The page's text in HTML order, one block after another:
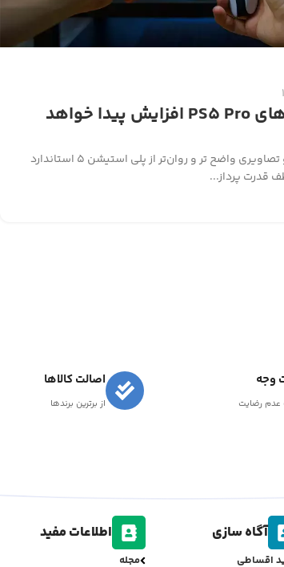
کیفیت بازی‌های PS5 Pro افزایش پیدا خواهد
پلی استیشن 5 پرو تصاویری واضح تر و روان‌تر از پلی استیشن ۵ استاندارد
قدرت پرداز...
وجه
رضایت
اصالت کالاها
از برترین برندها
آگاه سازی
اقساطی
اطلاعات مفید
مجله